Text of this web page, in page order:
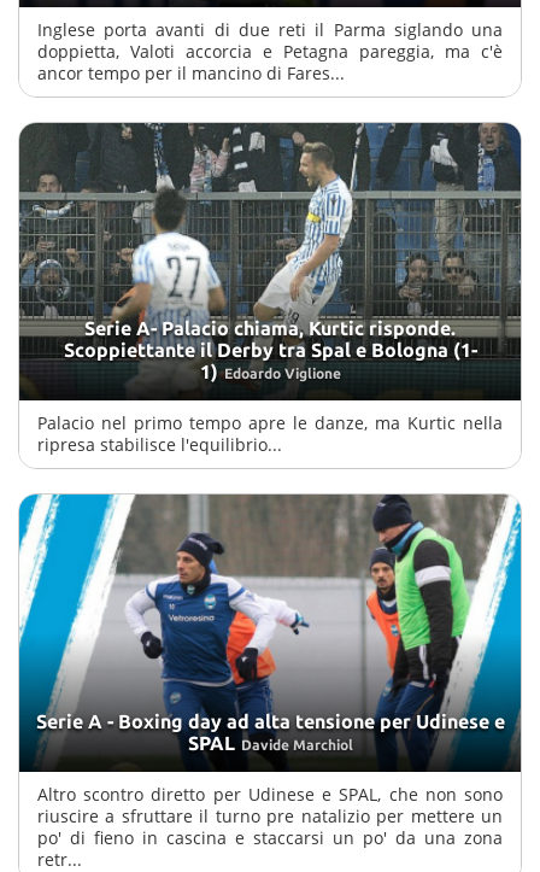
Inglese porta avanti di due reti il Parma siglando una
doppietta, Valoti accorcia e Petagna pareggia, ma c'è
ancor tempo per il mancino di Fares...
Serie A- Palacio chiama, Kurtic risponde.
Scoppiettante il Derby tra Spal e Bologna (1-
1) Edoardo Viglione
Palacio nel primo tempo apre le danze, ma Kurtic nella
ripresa stabilisce l'equilibrio...
Serie A - Boxing day ad alta tensione per Udinese e
SPAL Davide Marchiol
Altro scontro diretto per Udinese e SPAL, che non sono
riuscire a sfruttare il turno pre natalizio per mettere un
po' di fieno in cascina e staccarsi un po' da una zona
retr...